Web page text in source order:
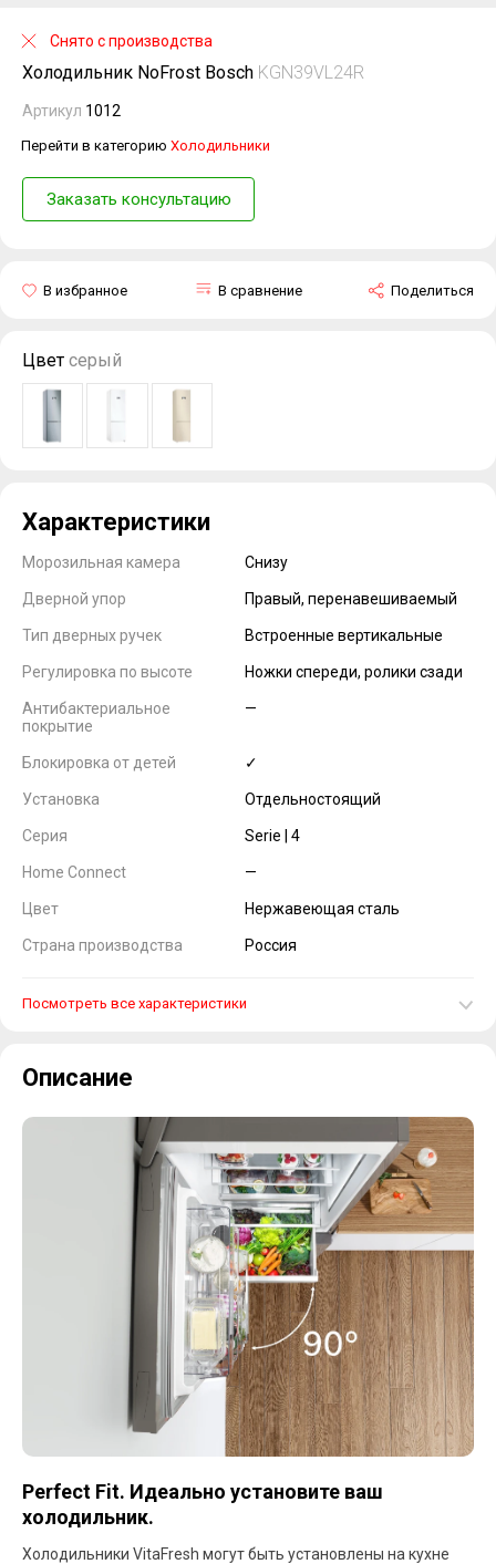
Холодильник NoFrost Bosch KGN39VL24R
Артикул 1012
Перейти в категорию Холодильники
Заказать консультацию
Поделиться
В сравнение
В избранное
Снято с производства
Цвет серый
Характеристики
Морозильная камера Снизу
Дверной упор Правый, перенавешиваемый
Тип дверных ручек Встроенные вертикальные
Регулировка по высоте Ножки спереди, ролики сзади
Антибактериальное
покрытие
—
Блокировка от детей ✓
Установка Отдельностоящий
Серия Serie | 4
Home Connect —
Цвет Нержавеющая сталь
Страна производства Россия
Посмотреть все характеристики
Описание
Perfect Fit. Идеально установите ваш
холодильник.
Холодильники VitaFresh могут быть установлены на кухне